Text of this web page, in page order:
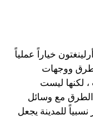
خياراً عملياً
طرق ووجهات
، لكنها ليست
الطرق مع وسائل
للمدينة يجعل